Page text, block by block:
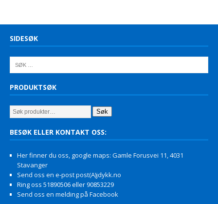
SIDESØK
PRODUKTSØK
Søk
BESØK ELLER KONTAKT OSS:
Her finner du oss, google maps: Gamle Forusvei 11, 4031
Stavanger
Send oss en e-post post(A)jdykk.no
Ring oss 51890506 eller 90853229
Send oss en melding på Facebook